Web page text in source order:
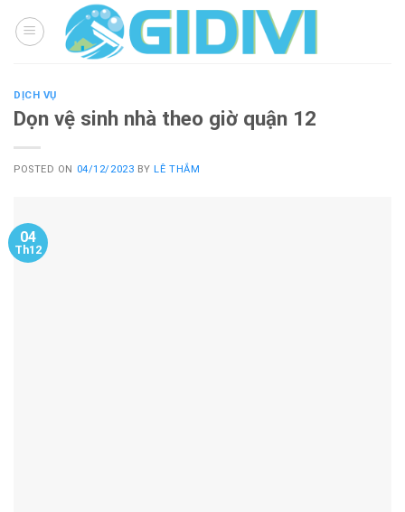
DỊCH VỤ
Dọn vệ sinh nhà theo giờ quận 12
POSTED ON 04/12/2023 BY LÊ THẮM
04
Th12